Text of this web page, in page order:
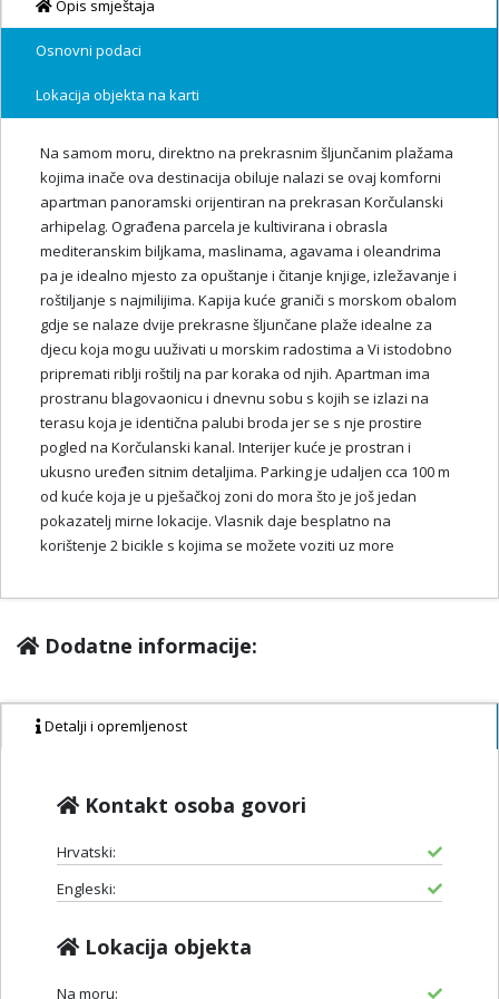
Opis smještaja
Osnovni podaci
Lokacija objekta na karti
Na samom moru, direktno na prekrasnim šljunčanim plažama
kojima inače ova destinacija obiluje nalazi se ovaj komforni
apartman panoramski orijentiran na prekrasan Korčulanski
arhipelag. Ograđena parcela je kultivirana i obrasla
mediteranskim biljkama, maslinama, agavama i oleandrima
pa je idealno mjesto za opuštanje i čitanje knjige, izležavanje i
roštiljanje s najmilijima. Kapija kuće graniči s morskom obalom
gdje se nalaze dvije prekrasne šljunčane plaže idealne za
djecu koja mogu uuživati u morskim radostima a Vi istodobno
pripremati riblji roštilj na par koraka od njih. Apartman ima
prostranu blagovaonicu i dnevnu sobu s kojih se izlazi na
terasu koja je identična palubi broda jer se s nje prostire
pogled na Korčulanski kanal. Interijer kuće je prostran i
ukusno uređen sitnim detaljima. Parking je udaljen cca 100 m
od kuće koja je u pješačkoj zoni do mora što je još jedan
pokazatelj mirne lokacije. Vlasnik daje besplatno na
korištenje 2 bicikle s kojima se možete voziti uz more
Dodatne informacije:
Detalji i opremljenost
Kontakt osoba govori
Hrvatski:
Engleski:
Lokacija objekta
Na moru: